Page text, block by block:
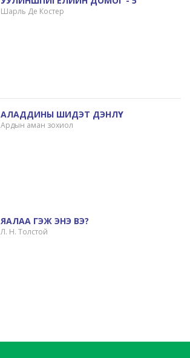
Шарль Де Костер
АЛАДДИНЫ ШИДЭТ ДЭНЛҮҮ
Ардын аман зохиол
ЯАЛАА ГЭЖ ЭНЭ ВЭ?
Л. Н. Толстой